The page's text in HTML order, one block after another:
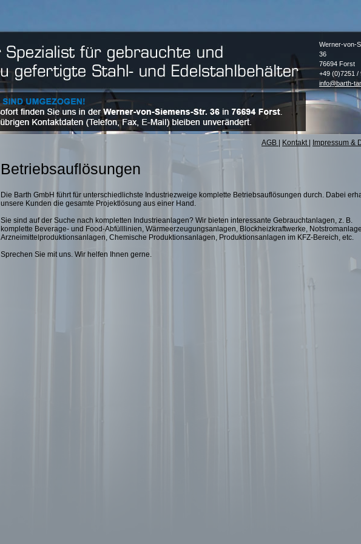
Werner-von-
36
76694 Forst
+49 (0)7251 /
info@barth-
AGB Kontakt Impressum &
Betriebsauflösungen
Die Barth GmbH führt für unterschiedlichste Industriezweige komplette Betriebsauflösungen durch. Dabei
unsere Kunden die gesamte Projektlösung aus einer Hand.
Sie sind auf der Suche nach kompletten Industrieanlagen? Wir bieten interessante Gebrauchtanlagen, z. B.
komplette Beverage- und Food-Abfülllinien, Wärmeerzeugungsanlagen, Blockheizkraftwerke,
Arzneimittelproduktionsanlagen, Chemische Produktionsanlagen, Produktionsanlagen im KFZ-Bereich, etc.
Sprechen Sie mit uns. Wir helfen Ihnen gerne.